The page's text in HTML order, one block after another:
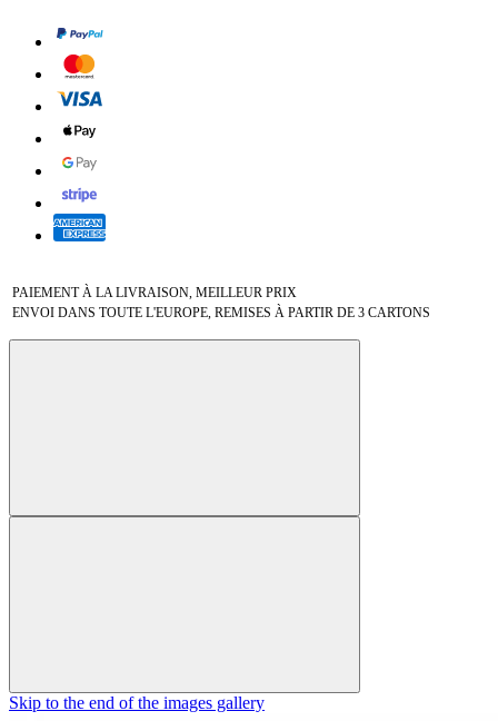
PAIEMENT À LA LIVRAISON, MEILLEUR PRIX
ENVOI DANS TOUTE L'EUROPE, REMISES À PARTIR DE 3 CARTONS
Skip to the end of the images gallery